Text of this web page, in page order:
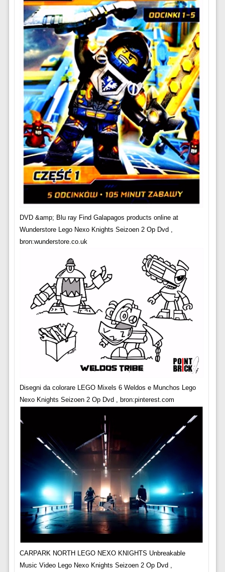
DVD &amp; Blu ray Find Galapagos products online at
Wunderstore Lego Nexo Knights Seizoen 2 Op Dvd ,
bron:wunderstore.co.uk
Disegni da colorare LEGO Mixels 6 Weldos e Munchos Lego
Nexo Knights Seizoen 2 Op Dvd , bron:pinterest.com
CARPARK NORTH LEGO NEXO KNIGHTS Unbreakable
Music Video Lego Nexo Knights Seizoen 2 Op Dvd ,